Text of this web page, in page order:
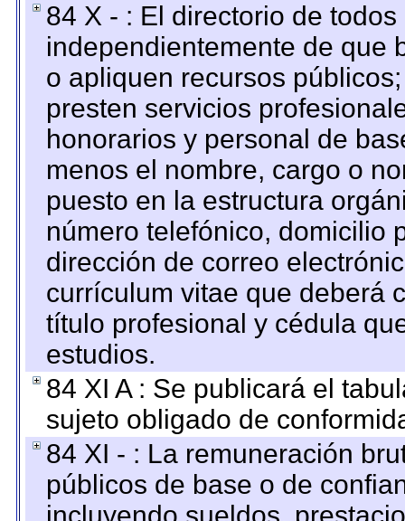
84 X - : El directorio de
independientemente de que
o apliquen recursos
presten servicios
honorarios y personal de
menos el nombre, cargo o
puesto en la estructura
número telefónico, domicilio
dirección de correo
currículum vitae que deberá
título profesional y cédula
estudios.
84 XI A : Se publicará el
sujeto obligado de
84 XI - : La remuneración
públicos de base o de